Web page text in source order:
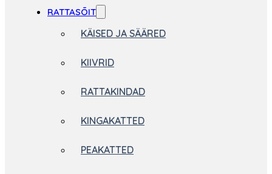
RATTASÕIT
KÄISED JA SÄÄRED
KIIVRID
RATTAKINDAD
KINGAKATTED
PEAKATTED